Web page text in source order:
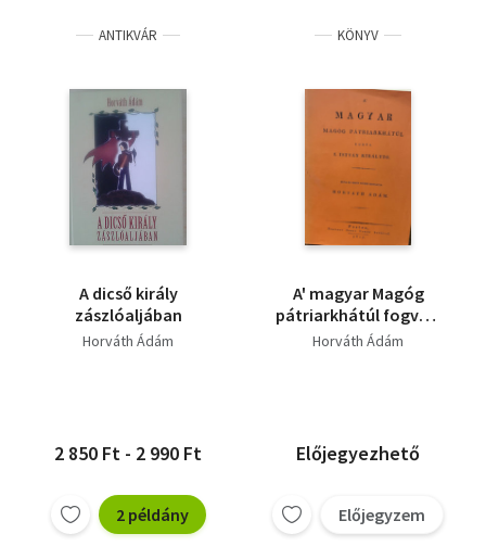
ANTIKVÁR
A dicső király
zászlóaljában
Horváth Ádám
2 850 Ft - 2 990 Ft
2 példány
KÖNYV
A' magyar Magóg
pátriarkhátúl fogva I.
István királyig
Horváth Ádám
Előjegyezhető
Előjegyzem